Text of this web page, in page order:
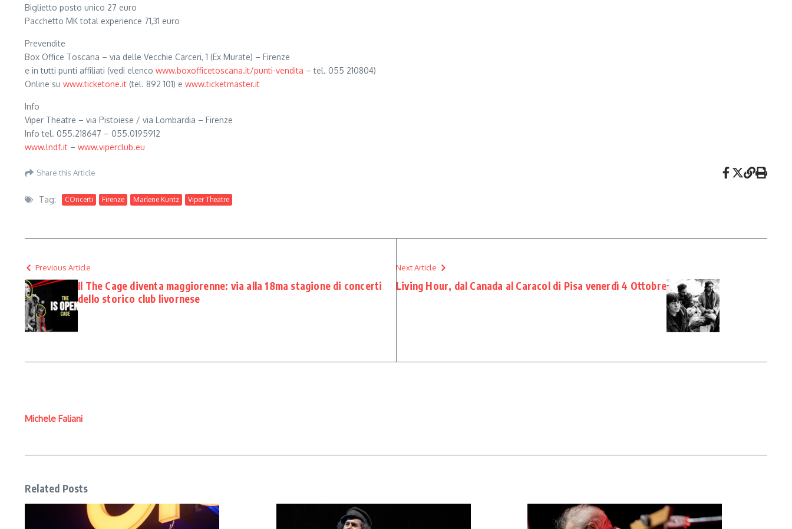
Biglietto posto unico 27 euro
Pacchetto MK total experience 71,31 euro
Prevendite
Box Office Toscana – via delle Vecchie Carceri, 1 (Ex Murate) – Firenze
e in tutti punti affiliati (vedi elenco www.boxofficetoscana.it/punti-vendita – tel. 055 210804)
Online su www.ticketone.it (tel. 892 101) e www.ticketmaster.it
Info
Viper Theatre – via Pistoiese / via Lombardia – Firenze
Info tel. 055.218647 – 055.0195912
www.lndf.it – www.viperclub.eu
Share this Article
Tag: COncerti Firenze Marlene Kuntz Viper Theatre
Previous Article
Il The Cage diventa maggiorenne: via alla 18ma stagione di concerti
dello storico club livornese
Next Article
Living Hour, dal Canada al Caracol di Pisa venerdì 4 Ottobre
Michele Faliani
Related Posts